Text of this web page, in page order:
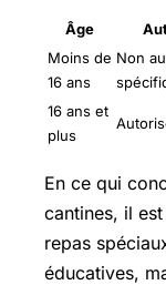
Âge
Moins de
16 ans
Non
16 ans et
plus
En ce qui
cantines, il
repas
éducatives,